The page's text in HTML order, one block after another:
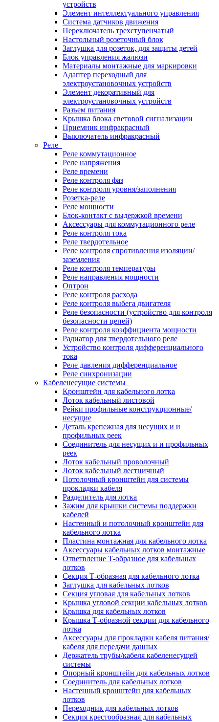
устройств
Элемент интеллектуального управления
Система датчиков движения
Переключатель трехступенчатый
Настольный розеточный блок
Заглушка для розеток, для защиты детей
Блок управления жалюзи
Материалы монтажные для маркировки
Адаптер переходный для
электроустановочных устройств
Элемент декоративный для
электроустановочных устройств
Разъем питания
Крышка блока световой сигнализации
Приемник инфракрасный
Выключатель инфракрасный
Реле
Реле коммутационное
Реле напряжения
Реле времени
Реле контроля фаз
Реле контроля уровня/заполнения
Розетка-реле
Реле мощности
Блок-контакт с выдержкой времени
Аксессуары для коммутационного реле
Реле контроля тока
Реле твердотельное
Реле контроля спротивления изоляции/
заземления
Реле контроля температуры
Реле направления мощности
Оптрон
Реле контроля расхода
Реле контроля выбега двигателя
Реле безопасности (устройство для контроля
безопасности цепей)
Реле контроля коэффициента мощности
Радиатор для твердотельного реле
Устройство контроля дифференциального
тока
Реле давления дифференциальное
Реле синхронизации
Кабеленесущие системы
Кронштейн для кабельного лотка
Лоток кабельный листовой
Рейки профильные конструкционные/
несущие
Деталь крепежная для несущих и и
профильных реек
Соединитель для несущих и и профильных
реек
Лоток кабельный проволочный
Лоток кабельный лестничный
Потолочный кронштейн для системы
прокладки кабеля
Разделитель для лотка
Зажим для крышки системы поддержки
кабелей
Настенный и потолочный кронштейн для
кабельного лотка
Пластина монтажная для кабельного лотка
Аксессуары кабельных лотков монтажные
Ответвление Т-образное для кабельных
лотков
Секция Т-образная для кабельного лотка
Заглушка для кабельных лотков
Секция угловая для кабельных лотков
Крышка угловой секции кабельных лотков
Крышка для кабельных лотков
Крышка Т-образной секции для кабельного
лотка
Аксессуары для прокладки кабеля питания/
кабеля для передачи данных
Держатель трубы/кабеля кабеленесущей
системы
Опорный кронштейн для кабельных лотков
Соединитель для кабельных лотков
Настенный кронштейн для кабельных
лотков
Переходник для кабельных лотков
Секция крестообразная для кабельных